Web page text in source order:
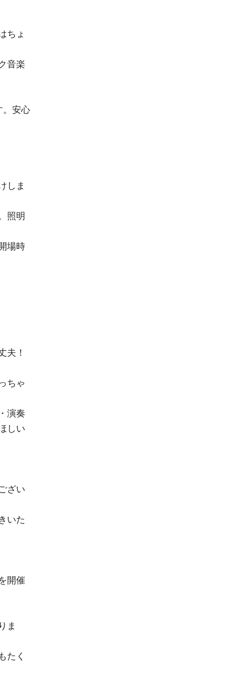
ちょ
音楽
。安心
しま
照明
場時
夫！
ちゃ
演奏
しい
ざい
いた
開催
ま
たく